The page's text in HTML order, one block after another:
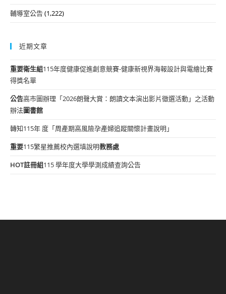
輔導室公告(1,222)
近期文章
重要衛生組115年度健康促進創意競賽-健康新視界海報設計與電繪比賽
得獎名單
公告高市圖辦理「2026朗聲大賞：朗讀文本演出影片徵選活動」之活動
辦法圖書館
轉知115年 度「周產期高風險孕產婦追蹤關懷計畫說明」
重要115繁星推薦校內選填說明教務處
HOT註冊組115 學年度大學學測成績查詢公告